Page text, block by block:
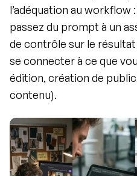
l’adéquation au workflow
passez du prompt à un
de contrôle sur le résultat
se connecter à ce que
édition, création de
contenu).